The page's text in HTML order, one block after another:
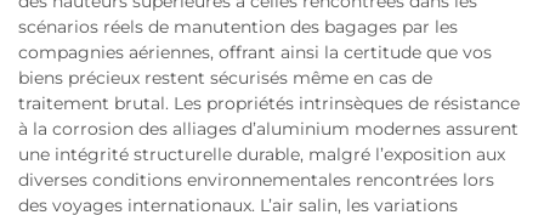
scénarios réels de manutention des bagages par les
compagnies aériennes, offrant ainsi la certitude que vos
biens précieux restent sécurisés même en cas de
traitement brutal. Les propriétés intrinsèques de résistance
à la corrosion des alliages d’aluminium modernes assurent
une intégrité structurelle durable, malgré l’exposition aux
diverses conditions environnementales rencontrées lors
des voyages internationaux. L’air salin, les variations